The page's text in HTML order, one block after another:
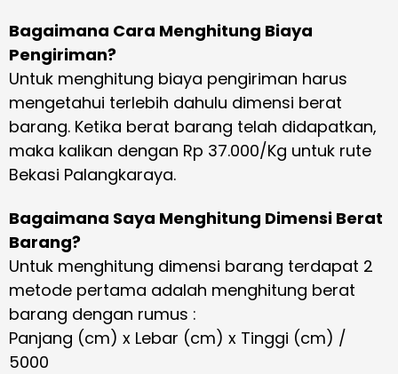
Bagaimana Cara Menghitung Biaya
Pengiriman?
Untuk menghitung biaya pengiriman harus
mengetahui terlebih dahulu dimensi berat
barang. Ketika berat barang telah didapatkan,
maka kalikan dengan Rp 37.000/Kg untuk rute
Bekasi Palangkaraya.
Bagaimana Saya Menghitung Dimensi Berat
Barang?
Untuk menghitung dimensi barang terdapat 2
metode pertama adalah menghitung berat
barang dengan rumus :
Panjang (cm) x Lebar (cm) x Tinggi (cm) /
5000